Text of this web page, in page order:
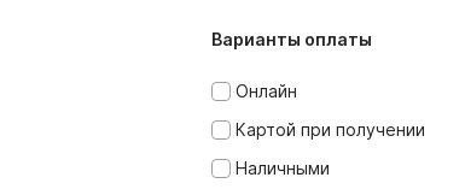
Варианты оплаты
Онлайн
Картой при получении
Наличными